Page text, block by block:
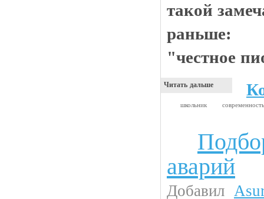
такой
раньше:
"честное
Читать дальше
школьник
аварий
Добавил